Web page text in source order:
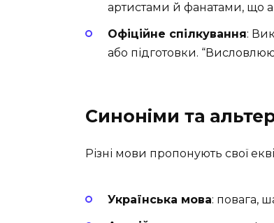
артистами й фанатами, що
Офіційне спілкування:
або підготовки.
Синоніми та
Різні мови пропонують свої
Українська мова: повага,